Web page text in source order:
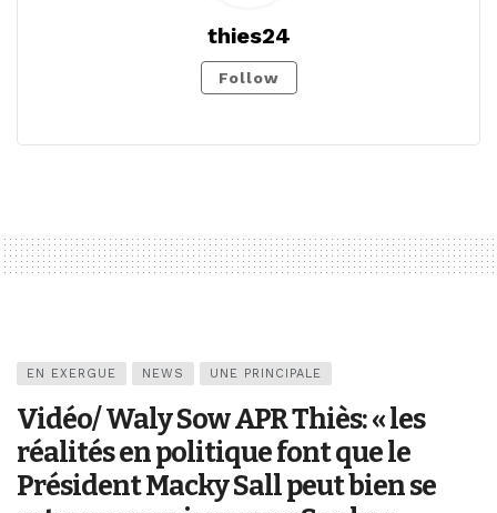
thies24
Follow
EN EXERGUE NEWS UNE PRINCIPALE
Vidéo/ Waly Sow APR Thiès: « les
réalités en politique font que le
Président Macky Sall peut bien se